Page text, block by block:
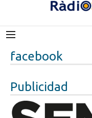
facebook
Publicidad